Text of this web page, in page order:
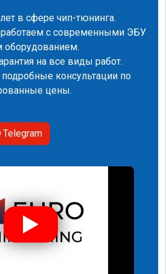
в сфере чип-тюнинга.
работаем с современными ЭБУ
оборудованием.
на все виды работ.
консультации по
цены.
Telegram